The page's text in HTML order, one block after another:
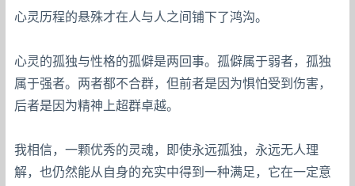
心灵历程的悬殊才在人与人之间铺下了鸿沟。
心灵的孤独与性格的孤僻是两回事。孤僻属于弱者，孤独
属于强者。两者都不合群，但前者是因为惧怕受到伤害，
后者是因为精神上超群卓越。
我相信，一颗优秀的灵魂，即使永远孤独，永远无人理
解，也仍然能从自身的充实中得到一种满足，它在一定意